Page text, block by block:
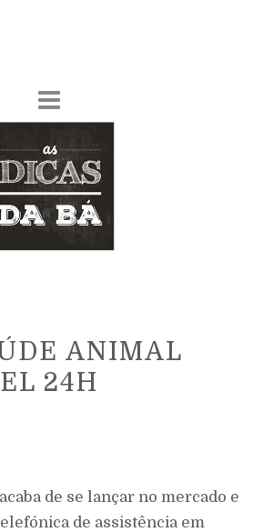
ANIMAL
24H
de se lançar no mercado e
de assistência em